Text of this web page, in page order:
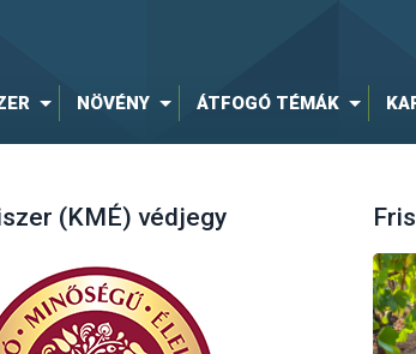
NÖVÉNY ÁTFOGÓ TÉMÁK
(KMÉ) védjegy